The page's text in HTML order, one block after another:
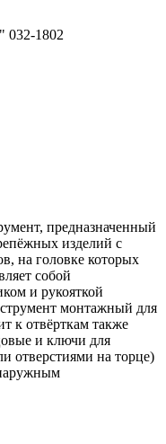
предназначенный
изделий с
на головке которых
собой
и рукояткой
монтажный для
к отвёрткам также
и ключи для
отверстиями на торце)